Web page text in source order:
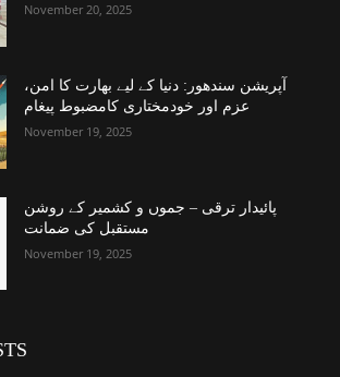
November 20, 2025
آپریشن سندھور: دنیا کے لیے بھارت کا امن،
عزم اور خودمختاری کامضبوط پیغام
November 19, 2025
پائیدار ترقی – جموں و کشمیر کے روشن
مستقبل کی ضمانت
November 19, 2025